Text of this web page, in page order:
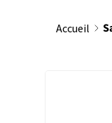
Accueil